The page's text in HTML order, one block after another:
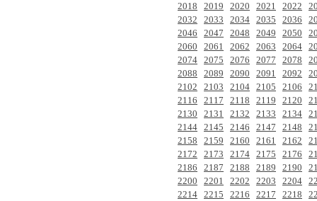
2018
2019 2020 2021 2022
2032
2033 2034 2035 2036
2046
2047 2048 2049 2050
2060
2061 2062 2063 2064
2074 2075 2076 2077 2078
2088
2089 2090 2091 2092
2102
2103 2104 2105 2106
2116
2117 2118 2119 2120
2130
2131 2132 2133 2134
2144 2145 2146 2147 2148
2158
2159 2160 2161 2162
2172
2173 2174 2175 2176
2186
2187 2188 2189 2190
2200
2201 2202 2203 2204
2214 2215 2216 2217 2218